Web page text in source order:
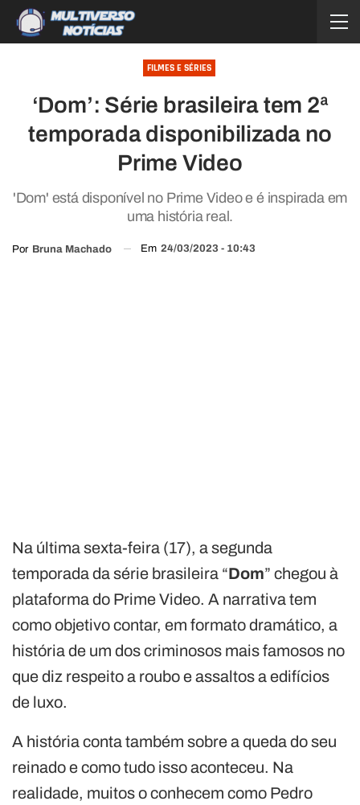
FILMES E SÉRIES
‘Dom’: Série brasileira tem 2ª
temporada disponibilizada no
Prime Video
'Dom' está disponível no Prime Video e é inspirada em
uma história real.
Por Bruna Machado Em 24/03/2023 - 10:43
Na última sexta-feira (17), a segunda
temporada da série brasileira “Dom” chegou à
plataforma do Prime Video. A narrativa tem
como objetivo contar, em formato dramático, a
história de um dos criminosos mais famosos no
que diz respeito a roubo e assaltos a edifícios
de luxo.
A história conta também sobre a queda do seu
reinado e como tudo isso aconteceu. Na
realidade, muitos o conhecem como Pedro